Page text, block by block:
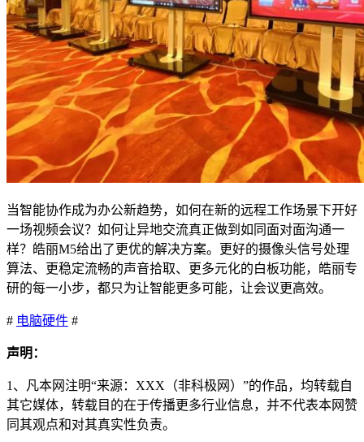
当智能协作成为办公新趋势，如何在新的远程工作场景下开好
一场视频会议？如何让异地交流真正做到如同面对面沟通一
样？皓丽M5给出了更优的解决方案。更好的摄像头信号处理
算法、更稳定流畅的声音拾取、更多元化的白板功能，皓丽专
研的每一小步，都只为让智能更多可能，让会议更高效。
# 电脑硬件 #
声明：
1、凡本网注明“来源：XXX（非科极网）”的作品，均转载自
其它媒体，转载目的在于传播更多行业信息，并不代表本网赞
同其观点和对其真实性负责。